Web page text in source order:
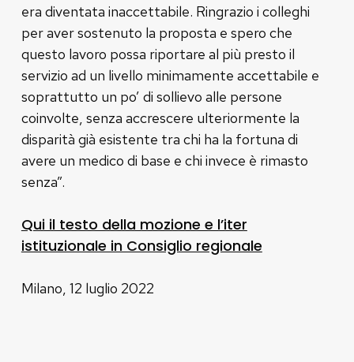
era diventata inaccettabile. Ringrazio i colleghi
per aver sostenuto la proposta e spero che
questo lavoro possa riportare al più presto il
servizio ad un livello minimamente accettabile e
soprattutto un po’ di sollievo alle persone
coinvolte, senza accrescere ulteriormente la
disparità già esistente tra chi ha la fortuna di
avere un medico di base e chi invece è rimasto
senza”.
Qui il testo della mozione e l’iter
istituzionale in Consiglio regionale
Milano, 12 luglio 2022